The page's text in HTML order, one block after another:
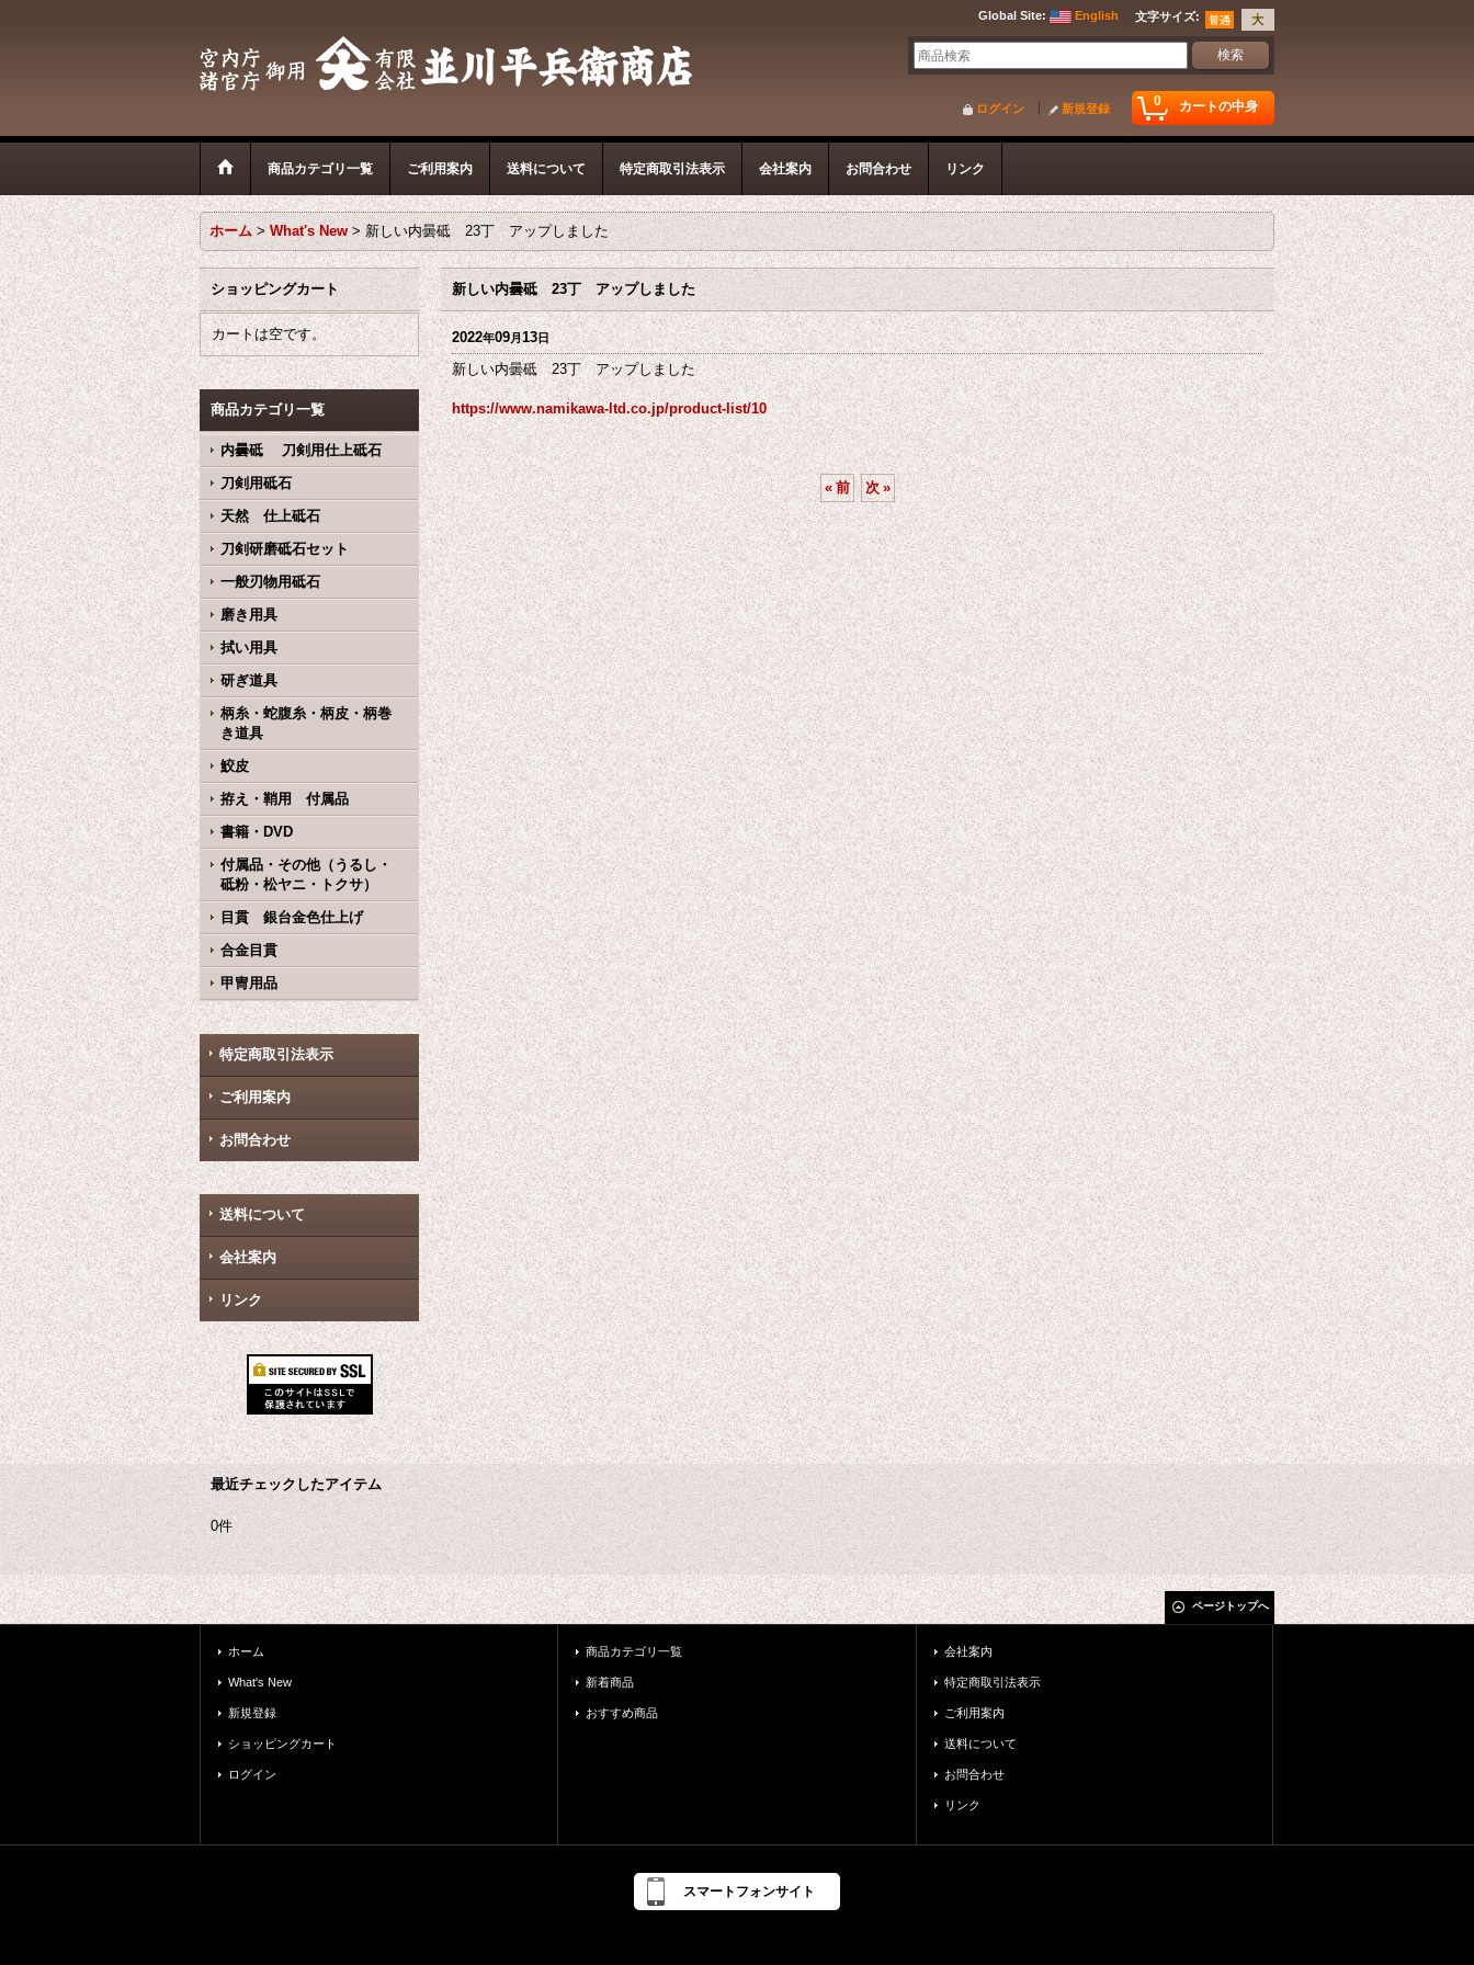
文字サイズ:
Global Site: English
0 カートの中身
ログイン 新規登録
商品カテゴリ一覧 ご利用案内 送料について 特定商取引法表示 会社案内 お問合わせ リンク
ホーム > What's New > 新しい内曇砥 23丁 アップしました
ショッピングカート
カートは空です。
商品カテゴリ一覧
内曇砥 刀剣用仕上砥石
刀剣用砥石
天然 仕上砥石
刀剣研磨砥石セット
一般刃物用砥石
磨き用具
拭い用具
研ぎ道具
柄糸・蛇腹糸・柄皮・柄巻
き道具
鮫皮
拵え・鞘用 付属品
書籍・DVD
付属品・その他（うるし・
砥粉・松ヤニ・トクサ）
目貫 銀台金色仕上げ
合金目貫
甲冑用品
特定商取引法表示
ご利用案内
お問合わせ
送料について
会社案内
リンク
新しい内曇砥 23丁 アップしました
2022年09月13日
新しい内曇砥 23丁 アップしました
https://www.namikawa-ltd.co.jp/product-list/10
« 前 次 »
最近チェックしたアイテム
0件
ページトップへ
ホーム
What's New
新規登録
ショッピングカート
ログイン
商品カテゴリ一覧
新着商品
おすすめ商品
会社案内
特定商取引法表示
ご利用案内
送料について
お問合わせ
リンク
スマートフォンサイト